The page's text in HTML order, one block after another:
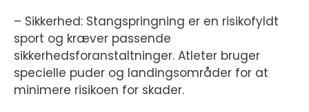
– Sikkerhed: Stangspringning er en risikofyldt
sport og kræver passende
sikkerhedsforanstaltninger. Atleter bruger
specielle puder og landingsområder for at
minimere risikoen for skader.